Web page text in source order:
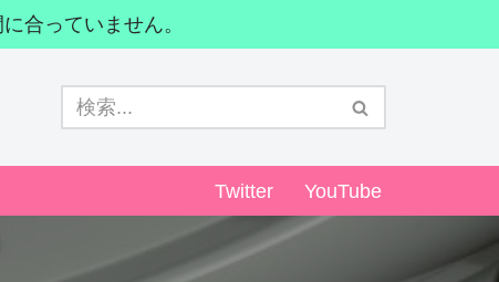
合っていません。
Twitter YouTube